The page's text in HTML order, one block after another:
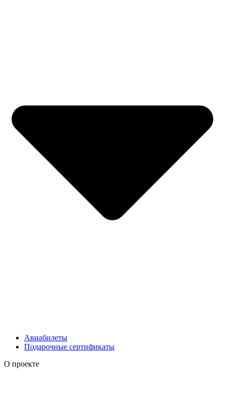
Авиабилеты
Подарочные сертификаты
О проекте